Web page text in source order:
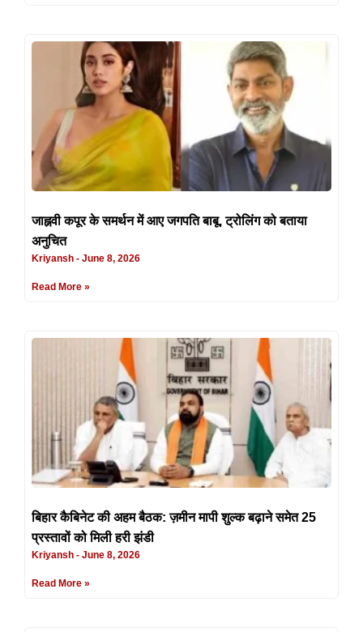
जाह्नवी कपूर के समर्थन में आए जगपति बाबू, ट्रोलिंग को बताया
अनुचित
Kriyansh June 8, 2026
Read More »
बिहार कैबिनेट की अहम बैठक: ज़मीन मापी शुल्क बढ़ाने समेत 25
प्रस्तावों को मिली हरी झंडी
Kriyansh June 8, 2026
Read More »